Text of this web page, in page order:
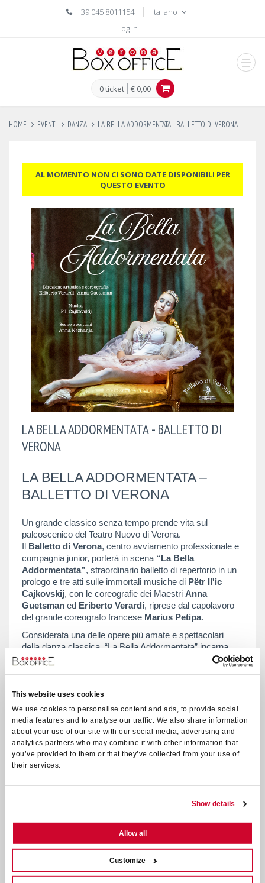
This website uses cookies
We use cookies to personalise content and ads, to provide social
media features and to analyse our traffic. We also share information
about your use of our site with our social media, advertising and
analytics partners who may combine it with other information that
you’ve provided to them or that they’ve collected from your use of
their services.
Show details
Allow all
Customize
+39 045 8011154
Italiano
Log In
0 ticket € 0,00
HOME EVENTI DANZA LA BELLA ADDORMENTATA - BALLETTO DI VERONA
AL MOMENTO NON CI SONO DATE DISPONIBILI PER
QUESTO EVENTO
LA BELLA ADDORMENTATA - BALLETTO DI
VERONA
LA BELLA ADDORMENTATA –
BALLETTO DI VERONA
Un grande classico senza tempo prende vita sul
palcoscenico del Teatro Nuovo di Verona.
Il Balletto di Verona, centro avviamento professionale e
compagnia junior, porterà in scena “La Bella
Addormentata”, straordinario balletto di repertorio in un
prologo e tre atti sulle immortali musiche di Pëtr Il'ic
Cajkovskij, con le coreografie dei Maestri Anna
Guetsman ed Eriberto Verardi, riprese dal capolavoro
del grande coreografo francese Marius Petipa.
Considerata una delle opere più amate e spettacolari
della danza classica, “La Bella Addormentata” incarna
l’eleganza e la magia dello stile imperiale russo
repertorio e continua a incantare generazioni di spettatori
con la sua bellezza senza tempo.
Fiaba romantica e spettacolo adatto a tutta la famiglia, “La
Bella Addormentata” è molto più di un balletto: è un
viaggio nel cuore della tradizione artistica europea,
capace di unire grandi e piccoli in un’esperienza culturale
e visiva affascinante, tra musica, danza e sogno.
I primi ruoli di Aurora e Principe Desirè saranno
interpretati da Olga Chepanova (Prima Ballerina del
Primo Ballerino dell'Opera di Vienna
Un appuntamento imperdibile per chi ama la danza, la